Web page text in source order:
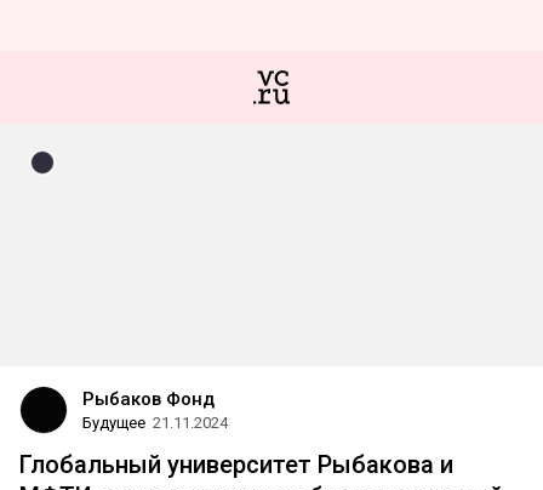
Рыбаков Фонд
Будущее 21.11.2024
Глобальный университет Рыбакова и